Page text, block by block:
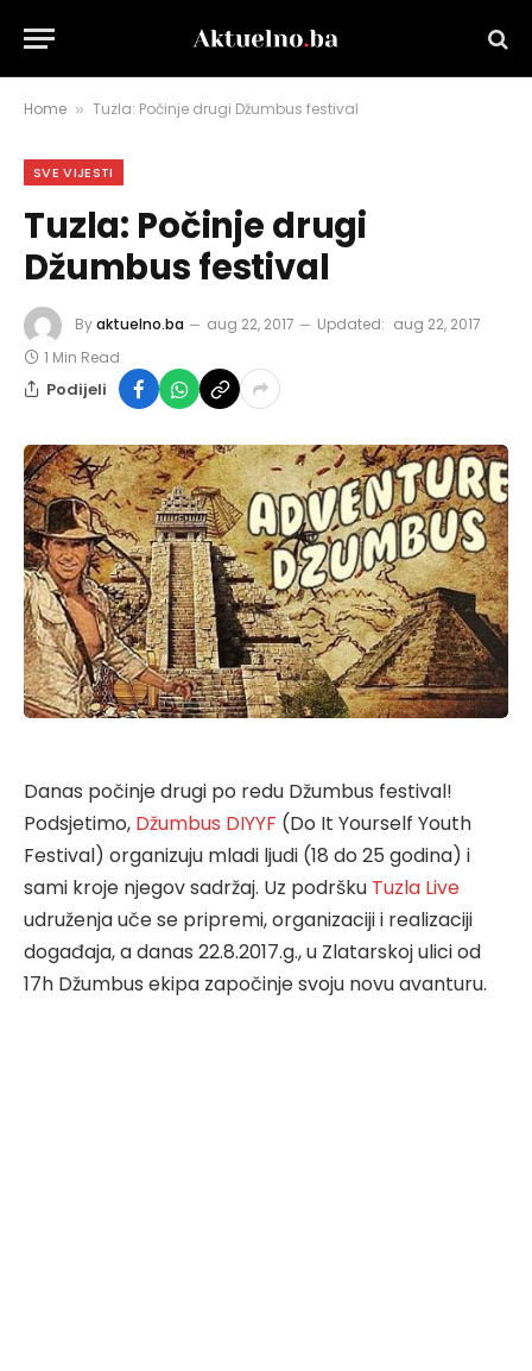
Home » Tuzla: Počinje drugi Džumbus festival
SVE VIJESTI
Tuzla: Počinje drugi
Džumbus festival
Byaktuelno.ba aug 22, 2017 Updated: aug 22, 2017
1 Min Read
Podijeli
Danas počinje drugi po redu Džumbus festival!
Podsjetimo, Džumbus DIYYF (Do It Yourself Youth
Festival) organizuju mladi ljudi (18 do 25 godina) i
sami kroje njegov sadržaj. Uz podršku Tuzla Live
udruženja uče se pripremi, organizaciji i realizaciji
događaja, a danas 22.8.2017.g., u Zlatarskoj ulici od
17h Džumbus ekipa započinje svoju novu avanturu.